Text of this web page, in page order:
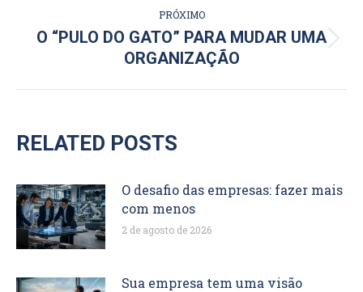
PRÓXIMO
Próximo
post:
O “PULO DO GATO” PARA MUDAR UMA
ORGANIZAÇÃO
RELATED POSTS
O desafio das empresas: fazer mais
com menos
2 de agosto de 2026
Sua empresa tem uma visão